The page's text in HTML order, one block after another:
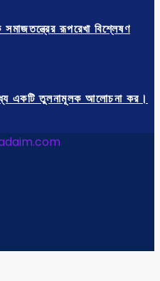
সমাজতন্ত্রের রূপরেখা বিশ্লেষণ
একটি তুলনামূলক আলোচনা কর।